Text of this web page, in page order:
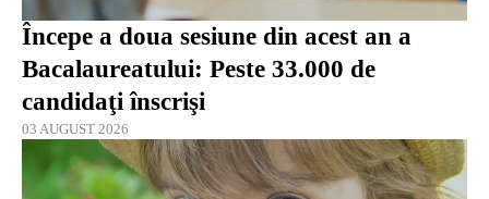
Începe a doua sesiune din acest an a
Bacalaureatului: Peste 33.000 de
candidaţi înscrişi
03 AUGUST 2026